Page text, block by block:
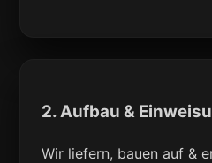
2. Aufbau &
Wir liefern, bauen auf &